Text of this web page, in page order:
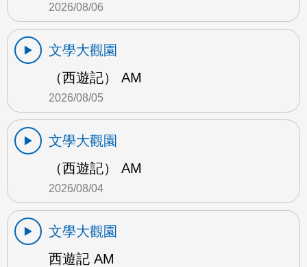
2026/08/06
文學大觀園
（西遊記） AM
2026/08/05
文學大觀園
（西遊記） AM
2026/08/04
文學大觀園
西遊記 AM